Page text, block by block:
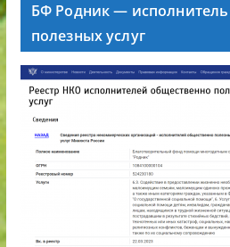
БФ Родник —
полезных услуг